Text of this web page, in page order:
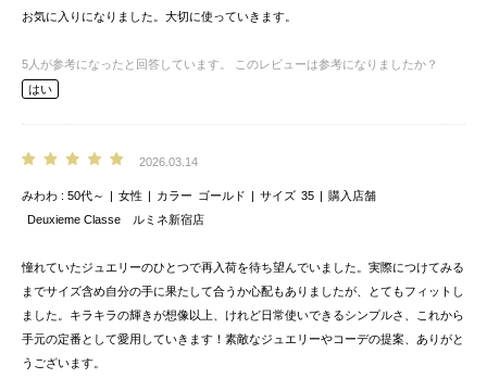
お気に入りになりました。大切に使っていきます。
5 人が参考になったと回答しています。
このレビューは参考になりましたか？
はい
2026.03.14
みわわ 50代～ 女性 カラー ゴールド サイズ 35
購入店舗
Deuxieme Classe ルミネ新宿店
憧れていたジュエリーのひとつで再入荷を待ち望んでいました。実際につけてみる
までサイズ含め自分の手に果たして合うか心配もありましたが、とてもフィットし
ました。キラキラの輝きが想像以上、けれど日常使いできるシンプルさ、これから
手元の定番として愛用していきます！素敵なジュエリーやコーデの提案、ありがと
うございます。